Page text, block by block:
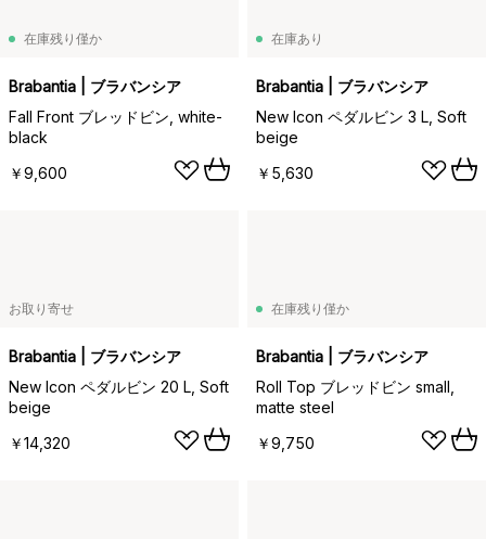
在庫残り僅か
Brabantia | ブラバンシア
Fall Front ブレッドビン, white-
black
￥9,600
在庫あり
Brabantia | ブラバンシア
New Icon ペダルビン 3 L, Soft
beige
￥5,630
お取り寄せ
Brabantia | ブラバンシア
New Icon ペダルビン 20 L, Soft
beige
￥14,320
在庫残り僅か
Brabantia | ブラバンシア
Roll Top ブレッドビン small,
matte steel
￥9,750